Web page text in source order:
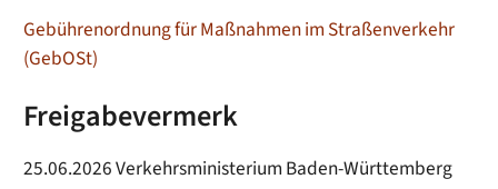
Gebührenordnung für Maßnahmen im Straßenverkehr
(GebOSt)
Freigabevermerk
25.06.2026 Verkehrsministerium Baden-Württemberg